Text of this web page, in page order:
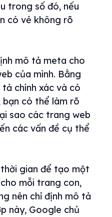
trong số đó, nếu
có vẻ không rõ
mô tả meta cho
của mình. Bằng
chính xác và có
bạn có thể làm rõ
sao các trang web
các vấn đề cụ thể
thời gian để tạo một
mỗi trang con,
nên chỉ định mô tả
này, Google chủ